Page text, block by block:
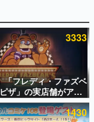
3333
「フレディ・ファズベ
ザ」の実店舗がアメ
施設「American
2027年オープン！1430